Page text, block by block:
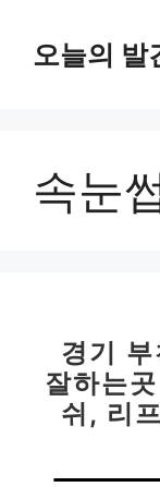
오늘의 발
속눈
경기
잘하는
쉬, 리